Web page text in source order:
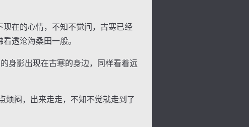
在的心情，不知不觉间，古寒已经
透沧海桑田一般。
身影出现在古寒的身边，同样看着远
闷，出来走走，不知不觉就走到了